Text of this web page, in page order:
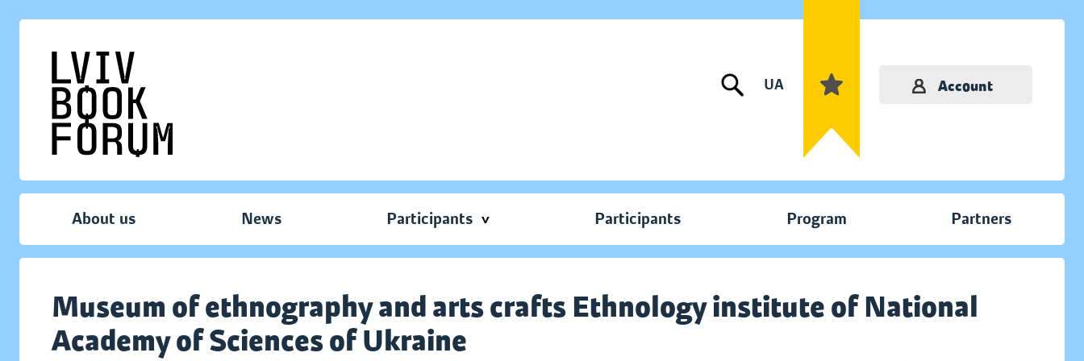
UA Account
About us News Participants Participants Program Partners
Museum of ethnography and arts crafts Ethnology institute of National
Academy of Sciences of Ukraine